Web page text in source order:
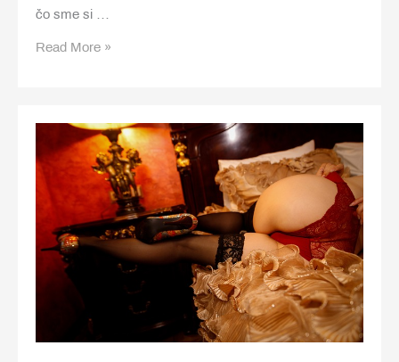
čo sme si …
Ako
Read More »